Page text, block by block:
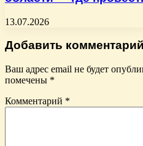
13.07.2026
Добавить комментарий
Ваш адрес email не будет
помечены *
Комментарий *